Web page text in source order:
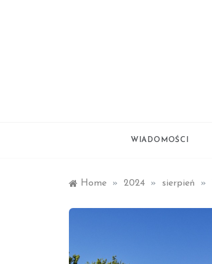
WIADOMOŚCI
Home » 2024 » sierpień »